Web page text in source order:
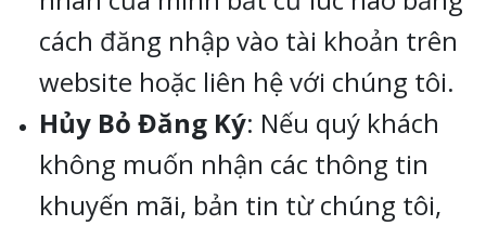
cách đăng nhập vào tài khoản trên
website hoặc liên hệ với chúng tôi.
Hủy Bỏ Đăng Ký: Nếu quý khách
không muốn nhận các thông tin
khuyến mãi, bản tin từ chúng tôi,